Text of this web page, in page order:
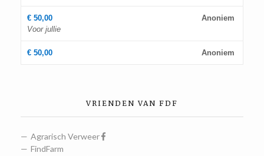
Anoniem
€ 50,00
Voor jullie
Anoniem
€ 50,00
VRIENDEN VAN FDF
Agrarisch Verweer
FindFarm